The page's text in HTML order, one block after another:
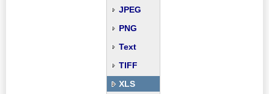
JPEG
PNG
Text
TIFF
XLS